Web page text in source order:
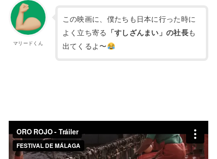
マリードくん
この映画に、僕たちも日本に行った時に
よく立ち寄る
「すしざんまい」の社長も
出てくるよ〜